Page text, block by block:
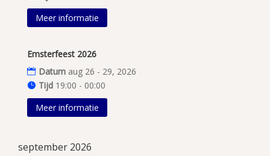
Meer informatie
Emsterfeest 2026
Datum aug 26 - 29, 2026
Tijd 19:00 - 00:00
Meer informatie
september 2026